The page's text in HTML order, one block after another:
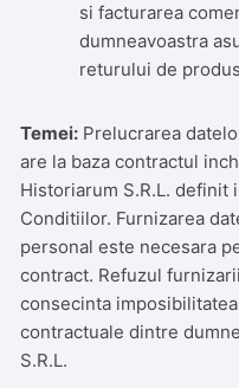
si facturarea
dumneavoastra
returului de
Temei: Prelucrarea
are la baza contractul
Historiarum S.R.L.
Conditiilor. Furnizarea
personal este necesara
contract. Refuzul
consecinta
contractuale dintre
S.R.L.